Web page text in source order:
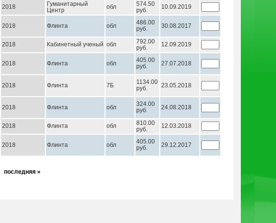
2018
Гуманитарный
Центр
обл
574.50
руб.
10.09.2019
2018 Флинта обл
486.00
руб.
30.08.2017
2018 Кабинетный ученый обл
792.00
руб.
12.09.2019
2018 Флинта обл
405.00
руб.
27.07.2018
2018 Флинта 7Б
1134.00
руб.
23.05.2018
2018 Флинта обл
324.00
руб.
24.08.2018
2018 Флинта обл
810.00
руб.
12.03.2018
2018 Флинта обл
405.00
руб.
29.12.2017
последняя »